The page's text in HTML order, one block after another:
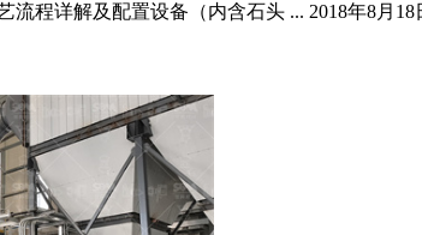
流程详解及配置设备（内含石头 ... 2018年8月